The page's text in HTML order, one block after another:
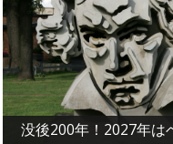
没後200年！2027年は